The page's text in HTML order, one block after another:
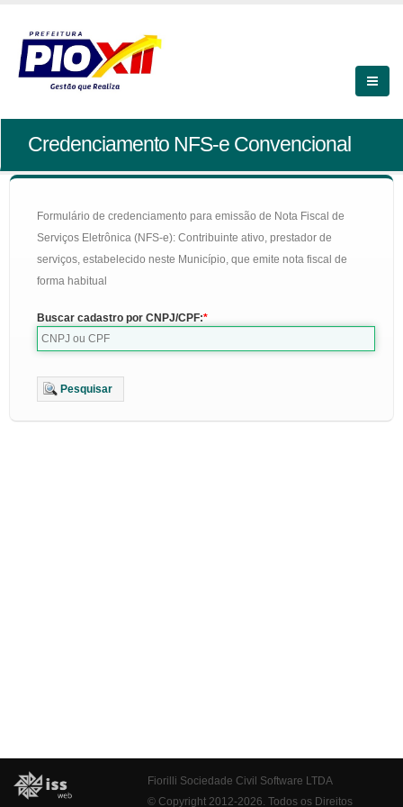
Credenciamento NFS-e Convencional
Formulário de credenciamento para emissão de Nota Fiscal de
Serviços Eletrônica (NFS-e): Contribuinte ativo, prestador de
serviços, estabelecido neste Município, que emite nota fiscal de
forma habitual
Buscar cadastro por CNPJ/CPF:
Pesquisar
Fiorilli Sociedade Civil Software LTDA
© Copyright 2012-2026. Todos os Direitos